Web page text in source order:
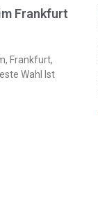
Frankfurt
Frankfurt,
Wahl Ist